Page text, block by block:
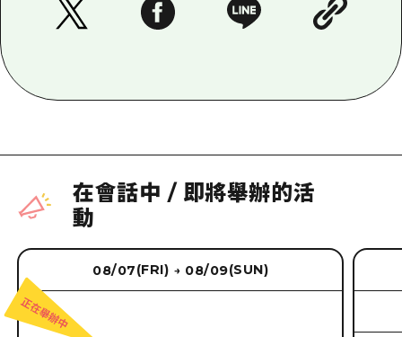
在會話中 / 即將舉辦的活
動
08/07(FRI) → 08/09(SUN)